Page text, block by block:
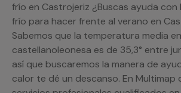
frío en Castrojeriz ¿Buscas ayuda con
frío para hacer frente al verano en
Sabemos que la temperatura media
castellanoleonesa es de 35,3° entre
así que buscaremos la manera de
calor te dé un descanso. En Multimap